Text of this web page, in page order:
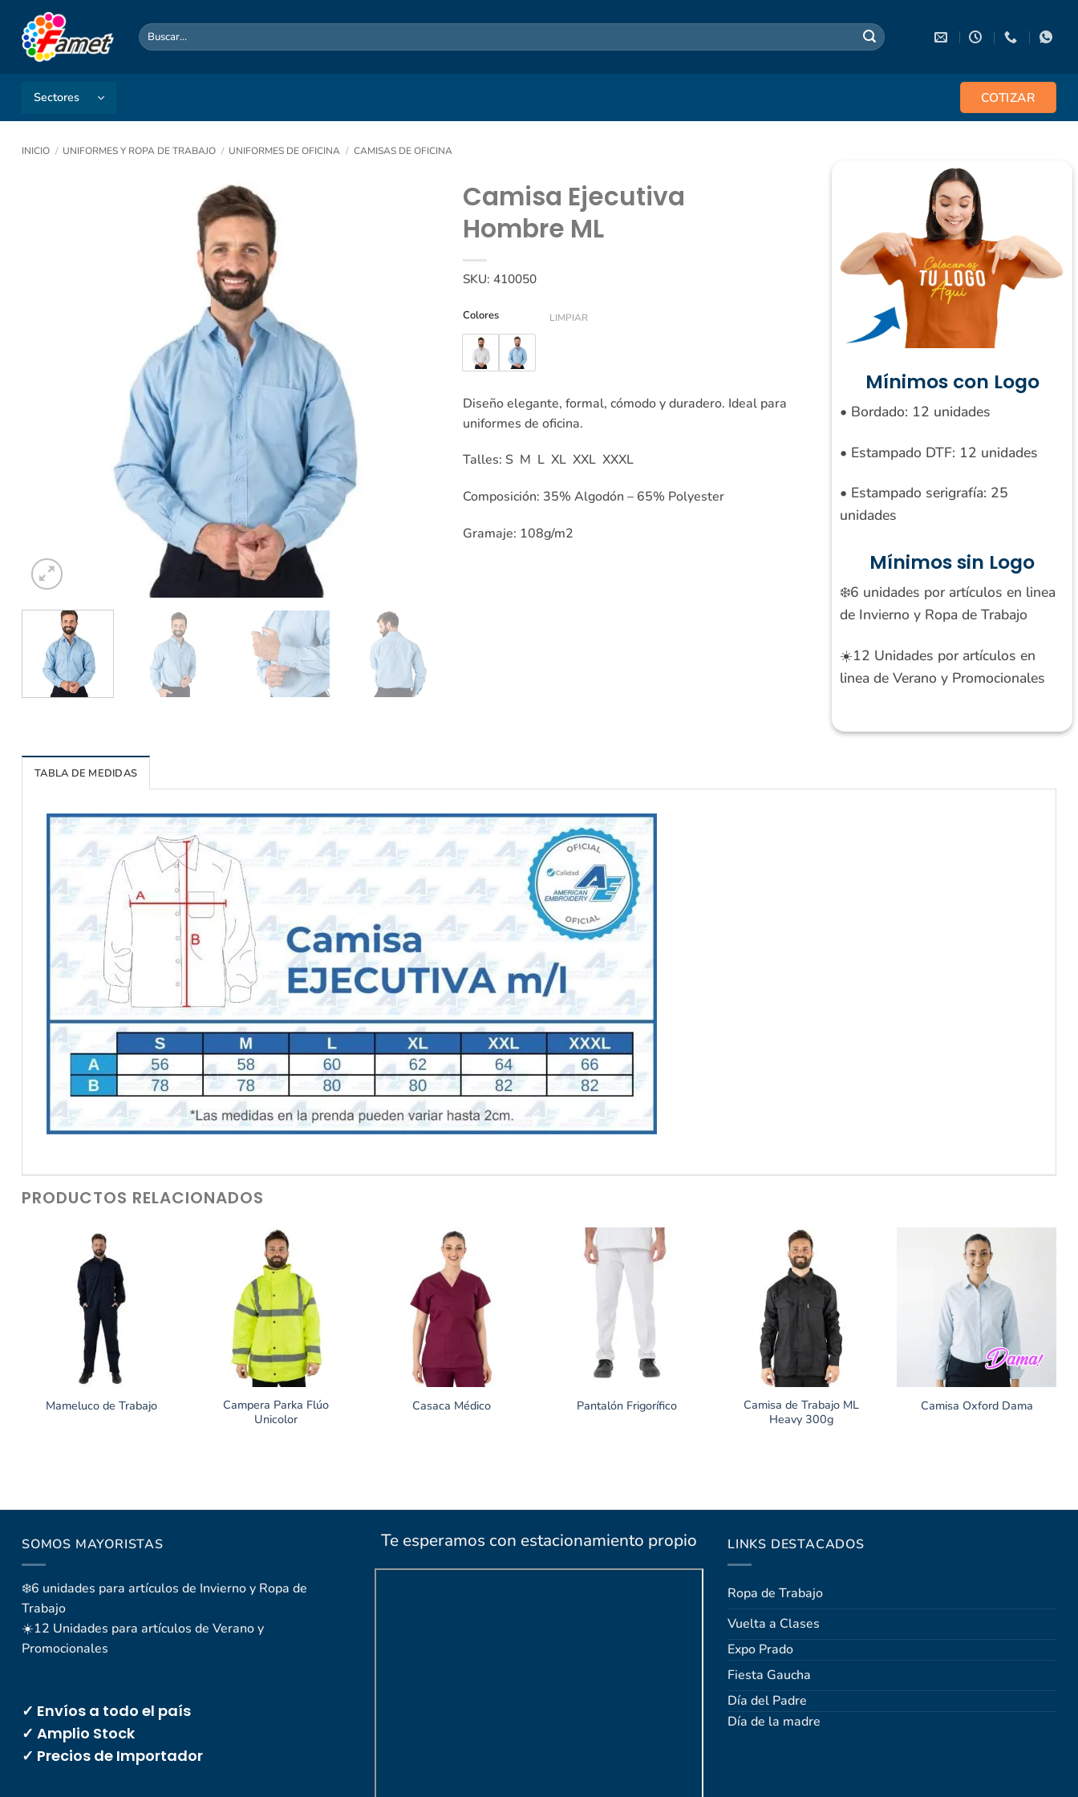
contenido
Buscar
por:
Sectores COTIZAR
INICIO / UNIFORMES Y ROPA DE TRABAJO / UNIFORMES DE OFICINA / CAMISAS DE OFICINA
Camisa Ejecutiva
Hombre ML
SKU: 410050
Colores LIMPIAR
Diseño elegante, formal, cómodo y duradero. Ideal para
uniformes de oficina.
Talles: S M L XL XXL XXXL
Composición: 35% Algodón – 65% Polyester
Gramaje: 108g/m2
Mínimos con Logo
• Bordado: 12 unidades
• Estampado DTF: 12 unidades
• Estampado serigrafía: 25
unidades
Mínimos sin Logo
❄️6 unidades por artículos en linea
de Invierno y Ropa de Trabajo
☀️12 Unidades por artículos en
linea de Verano y Promocionales
TABLA DE MEDIDAS
PRODUCTOS RELACIONADOS
Mameluco de Trabajo
Campera Parka Flúo
Unicolor
Casaca Médico Pantalón Frigorífico
Camisa de Trabajo ML
Heavy 300g
Camisa Oxford Dama
SOMOS MAYORISTAS
❄️6 unidades para artículos de Invierno y Ropa de
Trabajo
☀️12 Unidades para artículos de Verano y
Promocionales
✓ Envíos a todo el país
✓ Amplio Stock
✓ Precios de Importador
Te esperamos con estacionamiento propio LINKS DESTACADOS
Ropa de Trabajo
Vuelta a Clases
Expo Prado
Fiesta Gaucha
Día del Padre
Día de la madre